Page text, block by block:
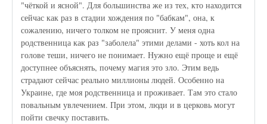
"чёткой и ясной". Для большинства же из тех, кто находится
сейчас как раз в стадии хождения по "бабкам", она, к
сожалению, ничего толком не прояснит. У меня одна
родственница как раз "заболела" этими делами - хоть кол на
голове теши, ничего не понимает. Нужно ещё проще и ещё
доступнее объяснять, почему магия это зло. Этим ведь
страдают сейчас реально миллионы людей. Особенно на
Украине, где моя родственница и проживает. Там это стало
повальным увлечением. При этом, люди и в церковь могут
пойти свечку поставить.